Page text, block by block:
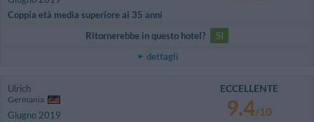
Coppia età media superiore ai 35 anni
Ritornerebbe in questo hotel?
SI
dettagli
Ulrich
Germania
Giugno 2019
ECCELLENTE
9.4/10